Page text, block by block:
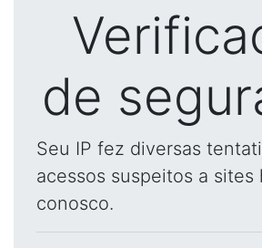
de
Seu IP fez diversas
acessos suspeitos a sites
conosco.